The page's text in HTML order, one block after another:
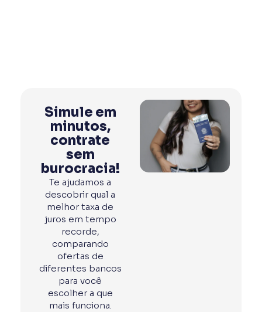
Simule em
minutos,
contrate
sem
burocracia!
Te ajudamos a
descobrir qual a
melhor taxa de
juros em tempo
recorde,
comparando
ofertas de
diferentes bancos
para você
escolher a que
mais funciona.